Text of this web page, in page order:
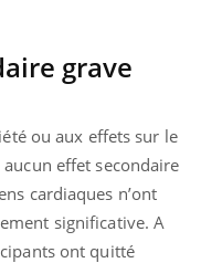
grave
ou aux effets sur le
effet secondaire
cardiaques n’ont
significative. A
ont quitté